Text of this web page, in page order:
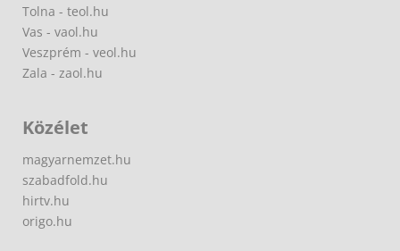
Tolna - teol.hu
Vas - vaol.hu
Veszprém - veol.hu
Zala - zaol.hu
Közélet
magyarnemzet.hu
szabadfold.hu
hirtv.hu
origo.hu